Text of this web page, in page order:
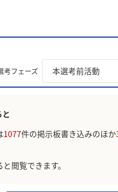
考フェーズ
1077件の掲示板書き込みのほか
と閲覧できます。